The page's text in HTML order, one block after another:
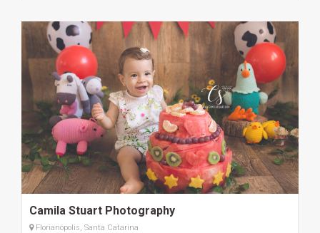
Camila Stuart Photography
Florianópolis, Santa Catarina